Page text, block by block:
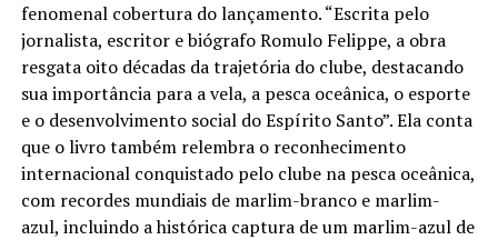
fenomenal cobertura do lançamento. “Escrita pelo
jornalista, escritor e biógrafo Romulo Felippe, a obra
resgata oito décadas da trajetória do clube, destacando
sua importância para a vela, a pesca oceânica, o esporte
e o desenvolvimento social do Espírito Santo”. Ela conta
que o livro também relembra o reconhecimento
internacional conquistado pelo clube na pesca oceânica,
com recordes mundiais de marlim-branco e marlim-
azul, incluindo a histórica captura de um marlim-azul de